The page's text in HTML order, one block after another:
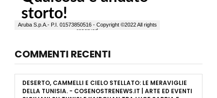
COMMENTI RECENTI
DESERTO, CAMMELLI E CIELO STELLATO: LE MERAVIGLIE
DELLA TUNISIA. - COSENOSTRENEWS.IT | ARTE ED EVENTI